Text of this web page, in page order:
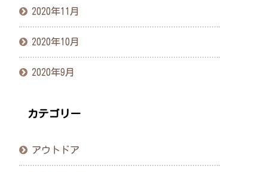
2020年11月
2020年10月
2020年9月
カテゴリー
アウトドア